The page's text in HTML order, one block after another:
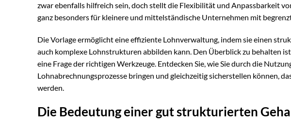
zwar ebenfalls hilfreich sein, doch stellt die Flexibilität und Anpassbarkeit
ganz besonders für kleinere und mittelständische Unternehmen mit
Die Vorlage ermöglicht eine effiziente Lohnverwaltung, indem sie einen
auch komplexe Lohnstrukturen abbilden kann. Den Überblick zu behalten
eine Frage der richtigen Werkzeuge. Entdecken Sie, wie Sie durch die
Lohnabrechnungsprozesse bringen und gleichzeitig sicherstellen können,
werden.
Die Bedeutung einer gut strukturierten